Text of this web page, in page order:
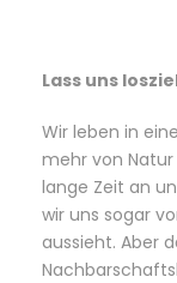
Lass uns
Wir leben in
mehr von
lange Zeit an
wir uns sogar
aussieht. Aber